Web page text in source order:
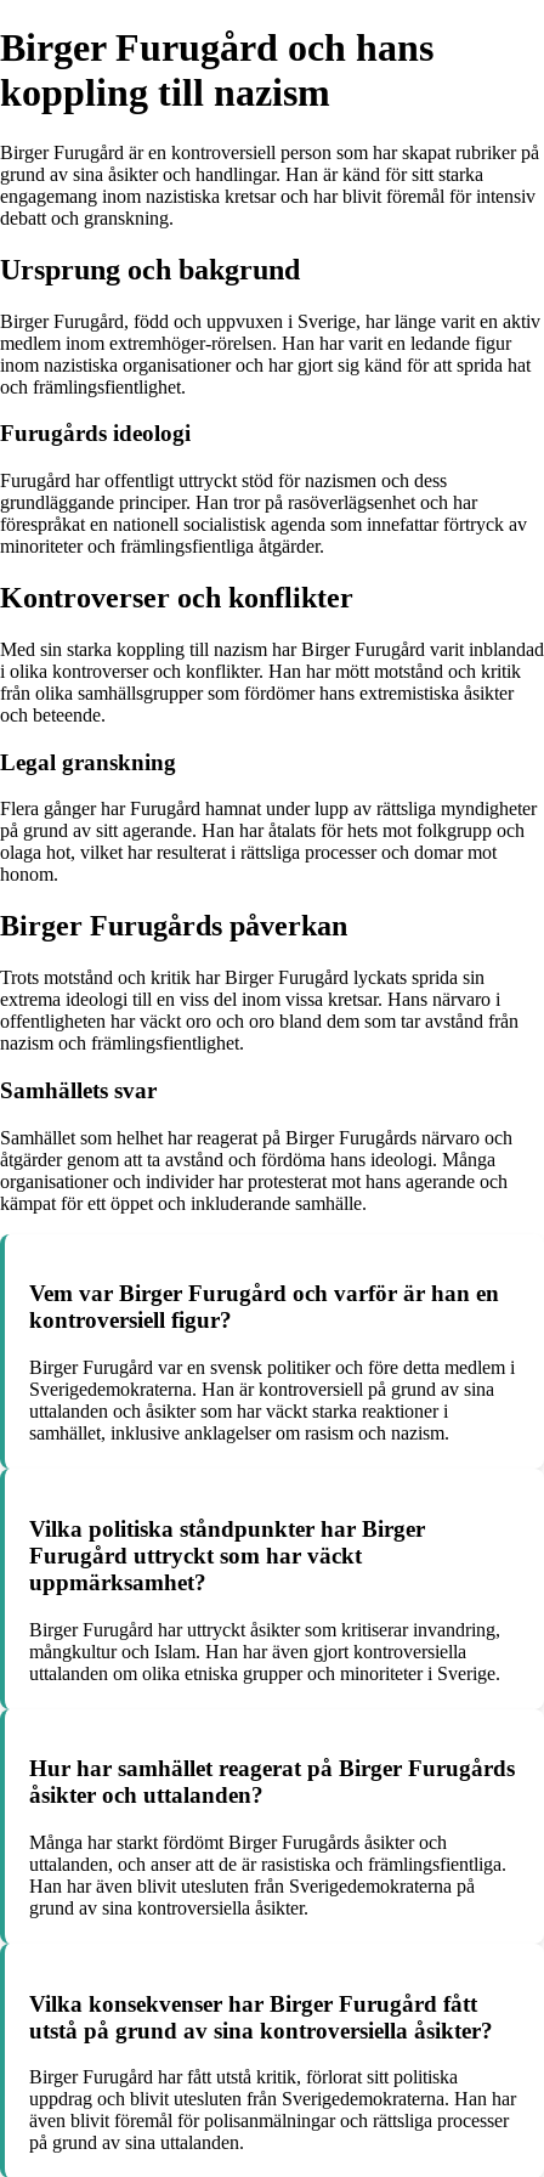
Birger Furugård och hans
koppling till nazism
Birger Furugård är en kontroversiell person som har skapat rubriker på
grund av sina åsikter och handlingar. Han är känd för sitt starka
engagemang inom nazistiska kretsar och har blivit föremål för intensiv
debatt och granskning.
Ursprung och bakgrund
Birger Furugård, född och uppvuxen i Sverige, har länge varit en aktiv
medlem inom extremhöger-rörelsen. Han har varit en ledande figur
inom nazistiska organisationer och har gjort sig känd för att sprida hat
och främlingsfientlighet.
Furugårds ideologi
Furugård har offentligt uttryckt stöd för nazismen och dess
grundläggande principer. Han tror på rasöverlägsenhet och har
förespråkat en nationell socialistisk agenda som innefattar förtryck av
minoriteter och främlingsfientliga åtgärder.
Kontroverser och konflikter
Med sin starka koppling till nazism har Birger Furugård varit inblandad
i olika kontroverser och konflikter. Han har mött motstånd och kritik
från olika samhällsgrupper som fördömer hans extremistiska åsikter
och beteende.
Legal granskning
Flera gånger har Furugård hamnat under lupp av rättsliga myndigheter
på grund av sitt agerande. Han har åtalats för hets mot folkgrupp och
olaga hot, vilket har resulterat i rättsliga processer och domar mot
honom.
Birger Furugårds påverkan
Trots motstånd och kritik har Birger Furugård lyckats sprida sin
extrema ideologi till en viss del inom vissa kretsar. Hans närvaro i
offentligheten har väckt oro och oro bland dem som tar avstånd från
nazism och främlingsfientlighet.
Samhällets svar
Samhället som helhet har reagerat på Birger Furugårds närvaro och
åtgärder genom att ta avstånd och fördöma hans ideologi. Många
organisationer och individer har protesterat mot hans agerande och
kämpat för ett öppet och inkluderande samhälle.
Vem var Birger Furugård och varför är han en
kontroversiell figur?
Birger Furugård var en svensk politiker och före detta medlem i
Sverigedemokraterna. Han är kontroversiell på grund av sina
uttalanden och åsikter som har väckt starka reaktioner i
samhället, inklusive anklagelser om rasism och nazism.
Vilka politiska ståndpunkter har Birger
Furugård uttryckt som har väckt
uppmärksamhet?
Birger Furugård har uttryckt åsikter som kritiserar invandring,
mångkultur och Islam. Han har även gjort kontroversiella
uttalanden om olika etniska grupper och minoriteter i Sverige.
Hur har samhället reagerat på Birger Furugårds
åsikter och uttalanden?
Många har starkt fördömt Birger Furugårds åsikter och
uttalanden, och anser att de är rasistiska och främlingsfientliga.
Han har även blivit utesluten från Sverigedemokraterna på
grund av sina kontroversiella åsikter.
Vilka konsekvenser har Birger Furugård fått
utstå på grund av sina kontroversiella åsikter?
Birger Furugård har fått utstå kritik, förlorat sitt politiska
uppdrag och blivit utesluten från Sverigedemokraterna. Han har
även blivit föremål för polisanmälningar och rättsliga processer
på grund av sina uttalanden.